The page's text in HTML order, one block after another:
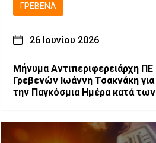
ΓΡΕΒΕΝΆ
26 Ιουνίου 2026
Μήνυμα Αντιπεριφερειάρχη ΠΕ
Γρεβενών Ιωάννη Τσακνάκη για
την Παγκόσμια Ημέρα κατά των